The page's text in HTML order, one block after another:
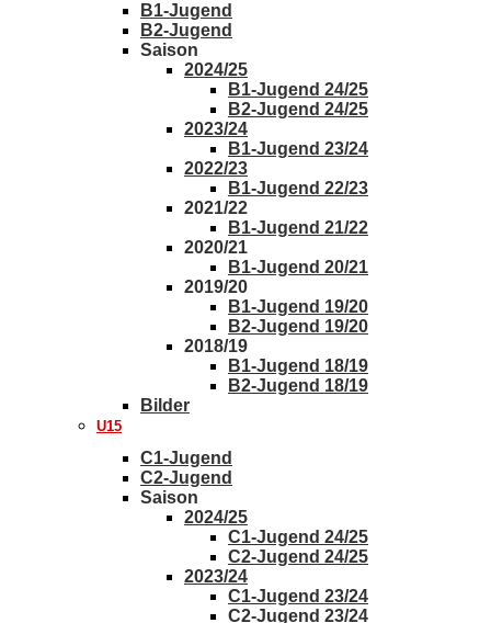
B1-Jugend
B2-Jugend
Saison
2024/25
B1-Jugend 24/25
B2-Jugend 24/25
2023/24
B1-Jugend 23/24
2022/23
B1-Jugend 22/23
2021/22
B1-Jugend 21/22
2020/21
B1-Jugend 20/21
2019/20
B1-Jugend 19/20
B2-Jugend 19/20
2018/19
B1-Jugend 18/19
B2-Jugend 18/19
Bilder
U15
C1-Jugend
C2-Jugend
Saison
2024/25
C1-Jugend 24/25
C2-Jugend 24/25
2023/24
C1-Jugend 23/24
C2-Jugend 23/24